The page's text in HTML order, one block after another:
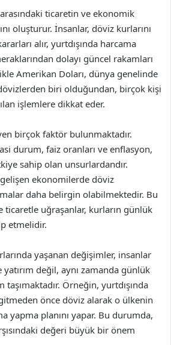
ticaretin ve ekonomik
oluşturur. İnsanlar, döviz kurlarını
alır, yurtdışında harcama
dolayı güncel rakamları
Amerikan Doları, dünya genelinde
biri olduğundan, birçok kişi
işlemlere dikkat eder.
birçok faktör bulunmaktadır.
durum, faiz oranları ve enflasyon,
sahip olan unsurlardandır.
ekonomilerde döviz
daha belirgin olabilmektedir. Bu
ticaretle uğraşanlar, kurların günlük
etmelidir.
yaşanan değişimler, insanlar
yatırım değil, aynı zamanda günlük
Örneğin, yurtdışında
önce döviz alarak o ülkenin
yapma planını yapar. Bu durumda,
değeri büyük bir önem